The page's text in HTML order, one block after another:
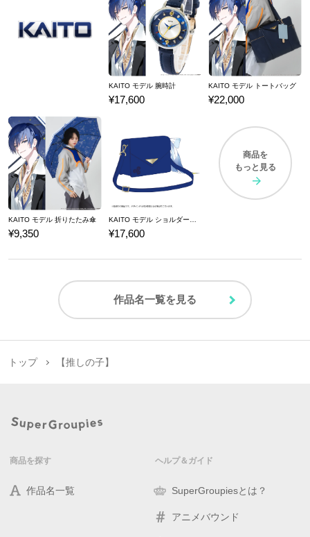
KAITO モデル 腕時計
¥17,600
KAITO モデル トートバッグ
¥22,000
KAITO モデル 折りたたみ傘
¥9,350 ¥17,600
商品を
もっと見る
作品名一覧を見る
トップ 【推しの子】
商品を探す
作品名一覧
ヘルプ＆ガイド
SuperGroupiesとは？
アニメバウンド